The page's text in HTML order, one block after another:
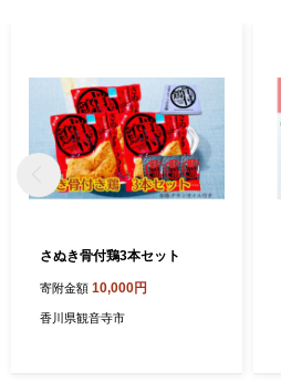
さぬき骨付鶏3本セット
寄附金額 10,000円
香川県観音寺市